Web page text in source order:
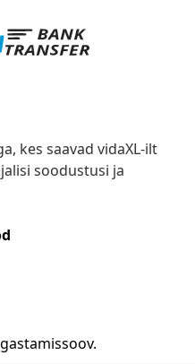
kes saavad vidaXL-ilt
soodustusi ja